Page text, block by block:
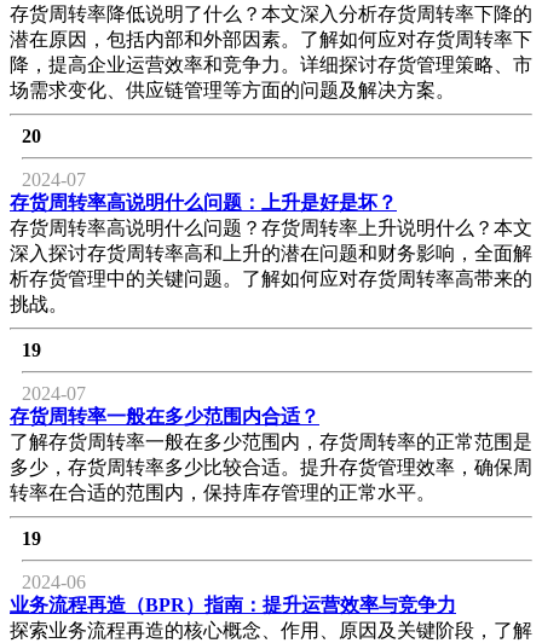
存货周转率降低说明了什么？本文深入分析存货周转率下降的
潜在原因，包括内部和外部因素。了解如何应对存货周转率下
降，提高企业运营效率和竞争力。详细探讨存货管理策略、市
场需求变化、供应链管理等方面的问题及解决方案。
20
2024-07
存货周转率高说明什么问题：上升是好是坏？
存货周转率高说明什么问题？存货周转率上升说明什么？本文
深入探讨存货周转率高和上升的潜在问题和财务影响，全面解
析存货管理中的关键问题。了解如何应对存货周转率高带来的
挑战。
19
2024-07
存货周转率一般在多少范围内合适？
了解存货周转率一般在多少范围内，存货周转率的正常范围是
多少，存货周转率多少比较合适。提升存货管理效率，确保周
转率在合适的范围内，保持库存管理的正常水平。
19
2024-06
业务流程再造（BPR）指南：提升运营效率与竞争力
探索业务流程再造的核心概念、作用、原因及关键阶段，了解